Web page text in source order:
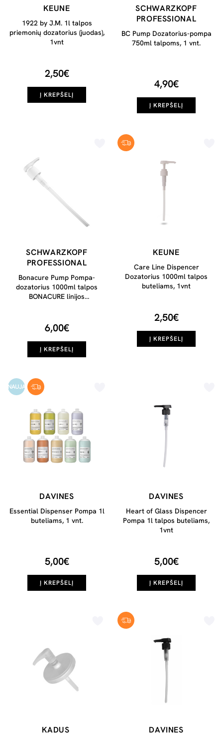
KEUNE
1922 by J.M. 1l talpos
priemonių dozatorius (juodas),
1vnt
2,50€
Į KREPŠELĮ
SCHWARZKOPF
PROFESSIONAL
BC Pump Dozatorius-pompa
750ml talpoms, 1 vnt.
4,90€
Į KREPŠELĮ
SCHWARZKOPF
PROFESSIONAL
Bonacure Pump Pompa-
dozatorius 1000ml talpos
BONACURE linijos
6,00€
Į KREPŠELĮ
KEUNE
Care Line Dispencer
Dozatorius 1000ml talpos
buteliams, 1vnt
2,50€
Į KREPŠELĮ
NAUJA
DAVINES
Essential Dispenser Pompa 1l
buteliams, 1 vnt.
5,00€
Į KREPŠELĮ
DAVINES
Heart of Glass Dispencer
Pompa 1l talpos buteliams,
1vnt
5,00€
Į KREPŠELĮ
KADUS DAVINES